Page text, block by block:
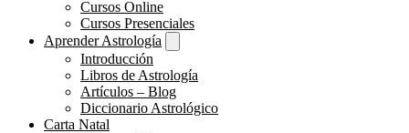
Cursos Online
Cursos Presenciales
Aprender Astrología
Introducción
Libros de Astrología
Artículos – Blog
Diccionario Astrológico
Carta Natal